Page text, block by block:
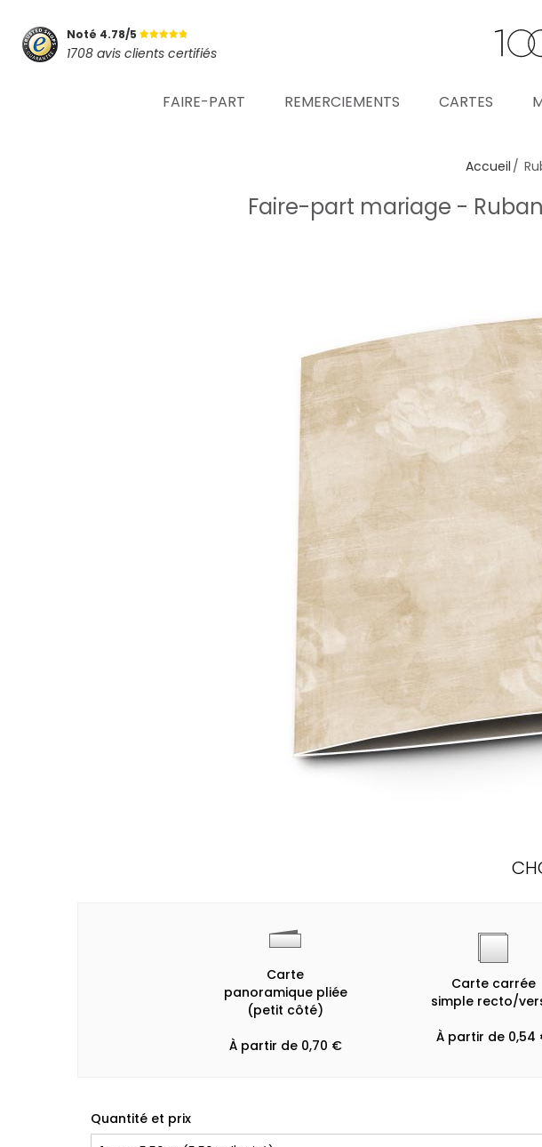
Noté 4.78/5
1708 avis clients certifiés
FAIRE-PART REMERCIEMENTS CARTES
Mot de passe oublié ?
Accueil
Faire-part mariage -
Carte
panoramique pliée
(petit côté)
À partir de 0,70 €
Carte carrée
simple recto/
À partir de 0,54
Quantité et prix